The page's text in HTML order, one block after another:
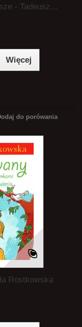
- Tadeusz...
Więcej
do porówania
Rostkowska